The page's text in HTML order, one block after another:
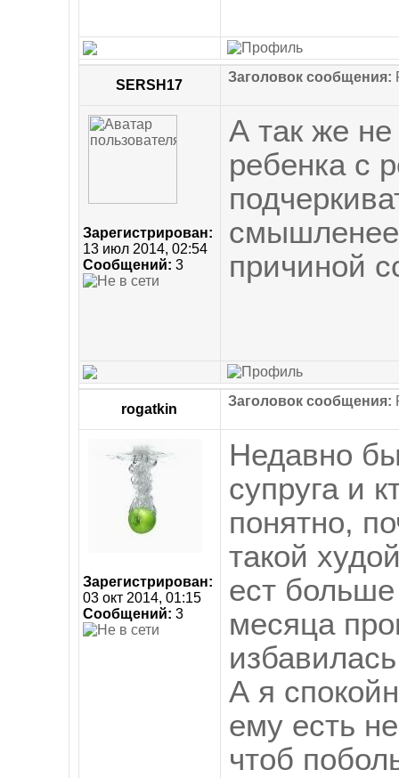
SERSH17
Заголовок сообщения:
Зарегистрирован:
13 июл 2014, 02:54
Сообщений: 3
А так же не
ребенка с
причиной
rogatkin
Заголовок сообщения:
Зарегистрирован:
03 окт 2014, 01:15
Сообщений: 3
Недавно
супруга и
понятно,
такой
ест
месяца
А я
ему есть
чтоб